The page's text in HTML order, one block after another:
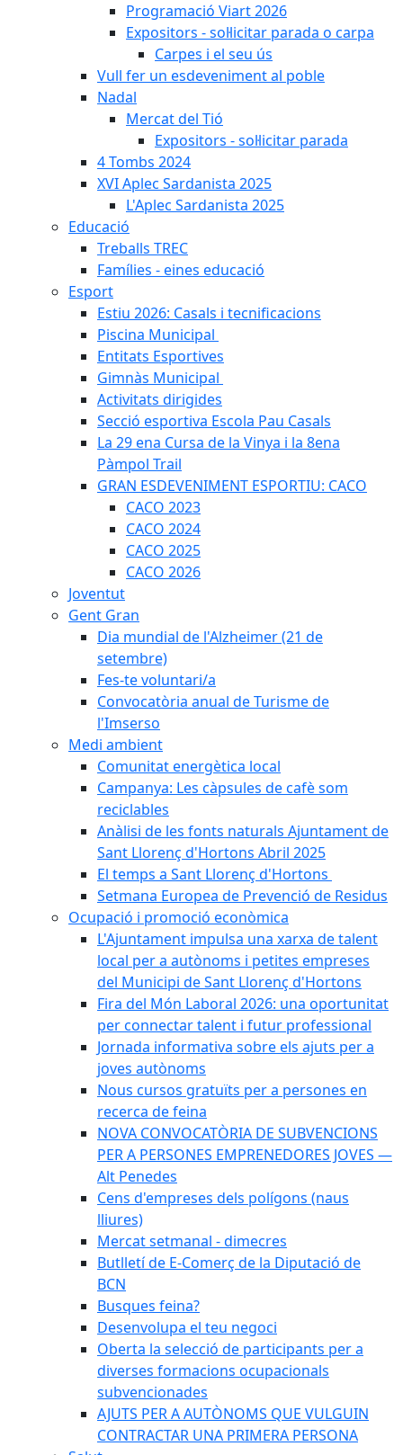
Programació Viart 2026
Expositors - sol·licitar parada o carpa
Carpes i el seu ús
Vull fer un esdeveniment al poble
Nadal
Mercat del Tió
Expositors - sol·licitar parada
4 Tombs 2024
XVI Aplec Sardanista 2025
L'Aplec Sardanista 2025
Educació
Treballs TREC
Famílies - eines educació
Esport
Estiu 2026: Casals i tecnificacions
Piscina Municipal
Entitats Esportives
Gimnàs Municipal
Activitats dirigides
Secció esportiva Escola Pau Casals
La 29 ena Cursa de la Vinya i la 8ena
Pàmpol Trail
GRAN ESDEVENIMENT ESPORTIU: CACO
CACO 2023
CACO 2024
CACO 2025
CACO 2026
Joventut
Gent Gran
Dia mundial de l'Alzheimer (21 de
setembre)
Fes-te voluntari/a
Convocatòria anual de Turisme de
l'Imserso
Medi ambient
Comunitat energètica local
Campanya: Les càpsules de cafè som
reciclables
Anàlisi de les fonts naturals Ajuntament de
Sant Llorenç d'Hortons Abril 2025
El temps a Sant Llorenç d'Hortons
Setmana Europea de Prevenció de Residus
Ocupació i promoció econòmica
L'Ajuntament impulsa una xarxa de talent
local per a autònoms i petites empreses
del Municipi de Sant Llorenç d'Hortons
Fira del Món Laboral 2026: una oportunitat
per connectar talent i futur professional
Jornada informativa sobre els ajuts per a
joves autònoms
Nous cursos gratuïts per a persones en
recerca de feina
NOVA CONVOCATÒRIA DE SUBVENCIONS
PER A PERSONES EMPRENEDORES JOVES —
Alt Penedes
Cens d'empreses dels polígons (naus
lliures)
Mercat setmanal - dimecres
Butlletí de E-Comerç de la Diputació de
BCN
Busques feina?
Desenvolupa el teu negoci
Oberta la selecció de participants per a
diverses formacions ocupacionals
subvencionades
AJUTS PER A AUTÒNOMS QUE VULGUIN
CONTRACTAR UNA PRIMERA PERSONA